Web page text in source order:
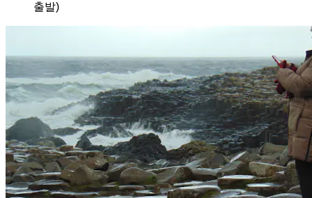
출발)